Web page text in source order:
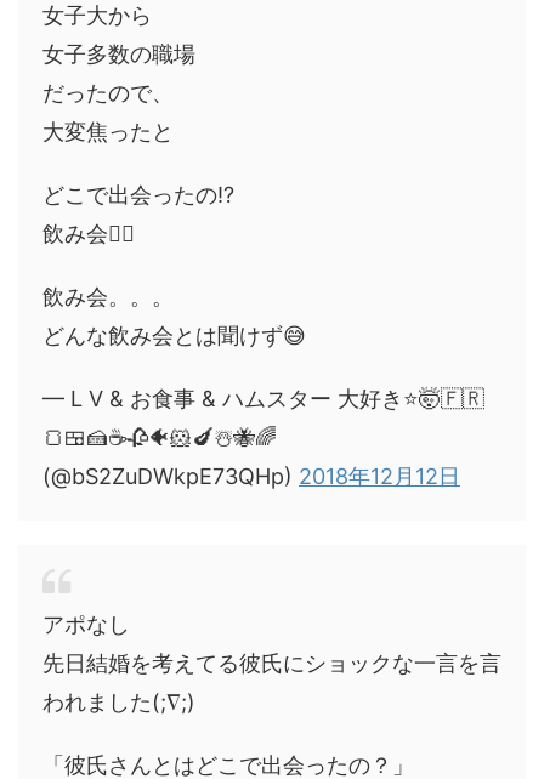
女子大から
女子多数の職場
だったので、
大変焦ったと
どこで出会ったの⁉️
飲み会🙋‍♀️
飲み会。。。
どんな飲み会とは聞けず😅
— L V & お食事 & ハムスター 大好き⭐️🤯🇫🇷
🍞🍱🍰☕🥀🐠🐹🍆☃️🐝🌈
(@bS2ZuDWkpE73QHp) 2018年12月12日
アポなし
先日結婚を考えてる彼氏にショックな一言を言
われました(;∇;)
「彼氏さんとはどこで出会ったの？」